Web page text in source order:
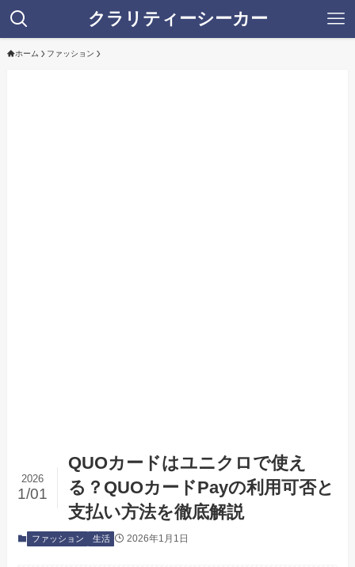
クラリティーシーカー
ホーム ファッション
QUOカードはユニクロで使え
る？QUOカードPayの利用可否と
支払い方法を徹底解説
2026
1/01
ファッション 生活 2026年1月1日